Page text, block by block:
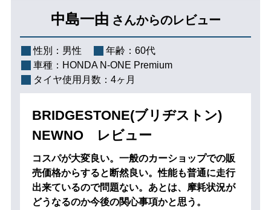
中島一由 さんからのレビュー
性別： 男性 年齢： 60代
車種： HONDA N-ONE Premium
タイヤ使用月数： 4ヶ月
BRIDGESTONE(ブリヂストン)
NEWNO レビュー
コスパが大変良い。一般のカーショップでの販
売価格からすると断然良い。性能も普通に走行
出来ているので問題ない。あとは、摩耗状況が
どうなるのか今後の関心事項かと思う。